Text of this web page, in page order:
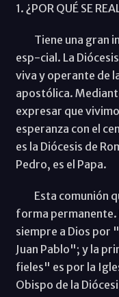
1. ¿POR QUÉ SE
Tiene una gran
esp-cial. La
viva y operante de
apostólica.
expresar que
esperanza con el
es la Diócesis de
Pedro, es el Papa.
Esta comunión
forma permanente.
siempre a Dios por
Juan Pablo"; y la
fieles" es por la
Obispo de la